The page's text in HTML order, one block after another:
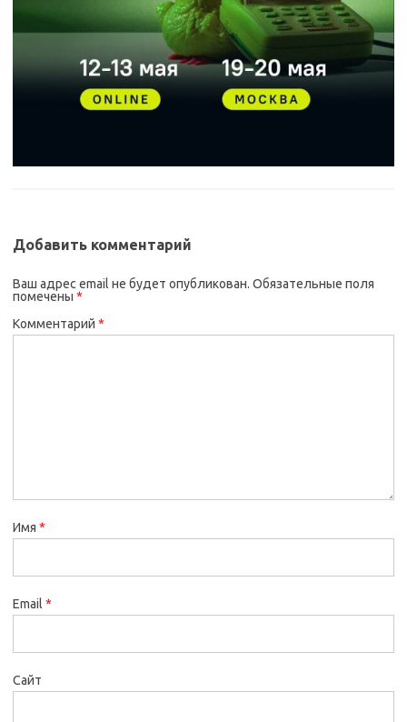
Добавить комментарий
Ваш адрес email не будет опубликован. Обязательные поля
помечены *
Комментарий *
Имя *
Email *
Сайт